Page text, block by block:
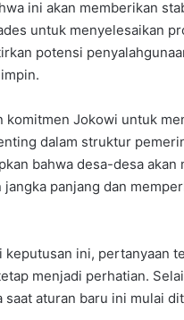
ini akan memberikan
untuk menyelesaikan
potensi
komitmen Jokowi untuk
dalam struktur
bahwa desa-desa
panjang dan
ini, pertanyaan
menjadi perhatian.
aturan baru ini mulai